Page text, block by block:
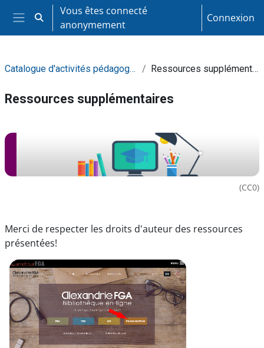
Passer au contenu principal
Panneau latéral
Activer/désactiver la saisie de recherche
Vous êtes connecté
anonymement
Connexion
Catalogue d'activités pédagogiques Ressources supplémentaires
Ressources supplémentaires
Résumé de section
(CC0)
Merci de respecter les droits d'auteur des ressources
présentées!